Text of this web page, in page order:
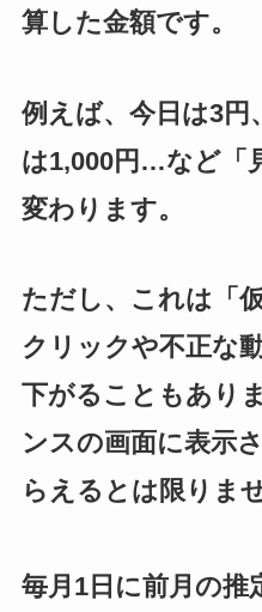
算した金額です。
例えば、今日は3円
は1,000円…など「
変わります。
ただし、これは「
クリックや不正な
下がることもあり
ンスの画面に表示
らえるとは限りま
毎月1日に前月の推